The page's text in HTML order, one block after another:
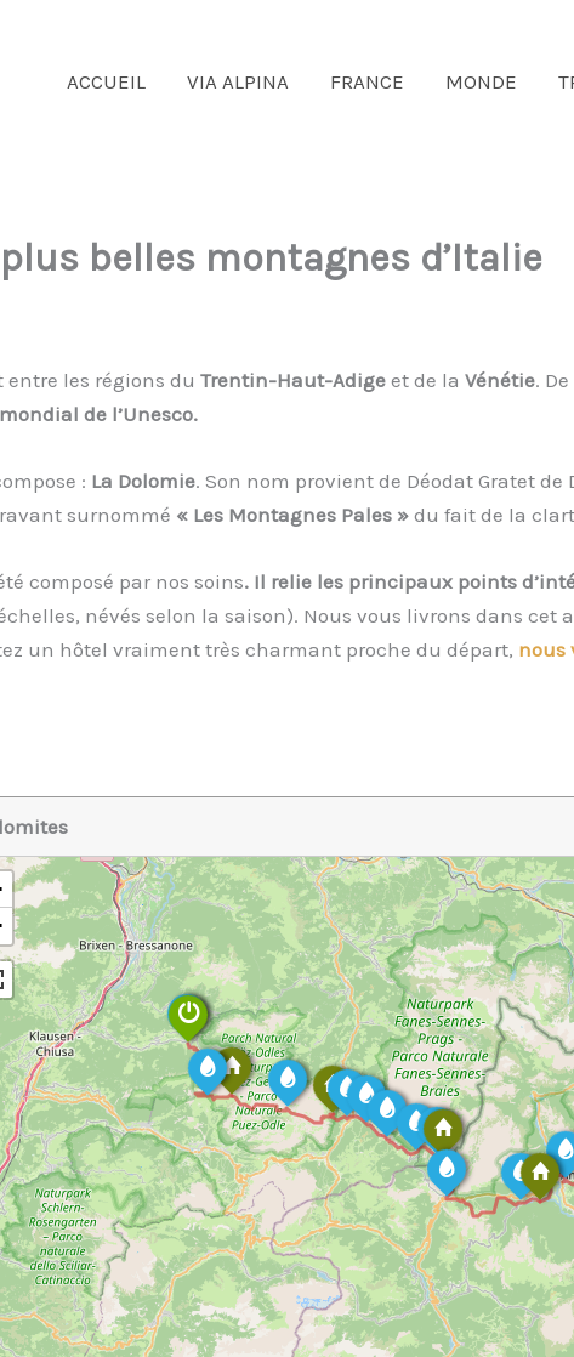
ACCUEIL VIA ALPINA FRANCE MONDE
belles montagnes d’Italie
entre les régions du Trentin-Haut-Adige et de la Vénétie.
de l’Unesco.
: La Dolomie. Son nom provient de Déodat Gratet
surnommé « Les Montagnes Pales » du fait de la
composé par nos soins. Il relie les principaux points
névés selon la saison). Nous vous livrons dans cet
un hôtel vraiment très charmant proche du départ, nous